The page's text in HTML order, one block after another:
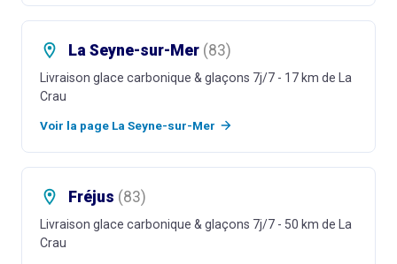
La Seyne-sur-Mer (83)
Livraison glace carbonique & glaçons 7j/7 - 17 km de La
Crau
Voir la page La Seyne-sur-Mer
Fréjus (83)
Livraison glace carbonique & glaçons 7j/7 - 50 km de La
Crau